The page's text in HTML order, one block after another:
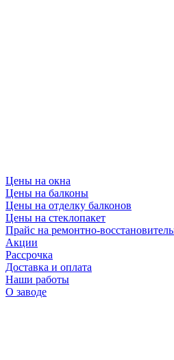
Цены на окна
Цены на балконы
Цены на отделку балконов
Цены на стеклопакет
Прайс на ремонтно-
Акции
Рассрочка
Доставка и оплата
Наши работы
О заводе